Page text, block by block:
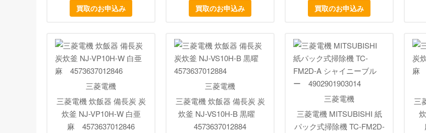
買取のお申込み 買取のお申込み 買取のお申込み
三菱電機
三菱電機 炊飯器 備長炭 炭
炊釜 NJ-VP10H-W 白亜
麻 4573637012846
三菱電機
三菱電機 炊飯器 備長炭 炭
炊釜 NJ-VS10H-B 黒曜
4573637012884
三菱電機
三菱電機 MITSUBISHI 紙
パック式掃除機 TC-FM2D-
三